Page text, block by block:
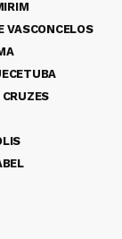
VASCONCELOS